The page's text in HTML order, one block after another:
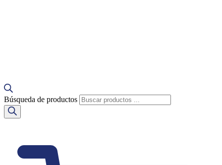
Búsqueda de productos